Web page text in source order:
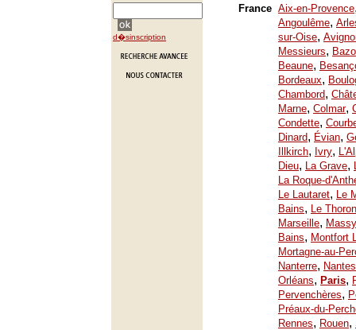
d�sinscription
France Aix-en-Provence
Angoulême,
sur-Oise,
Messieurs,
Beaune,
Bordeaux,
Chambord,
Marne, Colmar,
Condette,
Dinard, Évian,
Illkirch, Ivry,
Dieu, La Grave,
La Roque-
Le Lautaret, Le
Bains, Le
Marseille, Massy
Bains, Montfort
Mortagne-au-
Nanterre, Nantes
Orléans, Paris,
Pervenchères,
Préaux-du-
Rennes, Rouen,